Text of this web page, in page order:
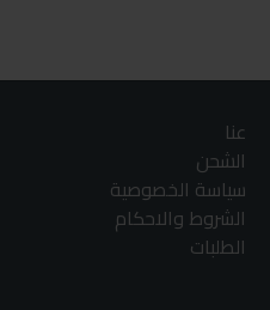
عنا
الشحن
سياسة الخصوصية
الشروط والاحكام
الطلبات